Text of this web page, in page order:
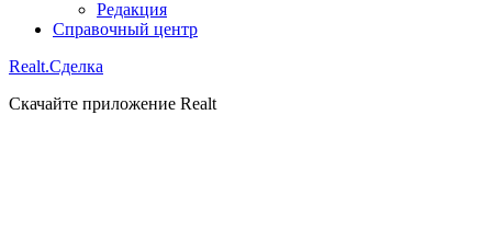
Редакция
Справочный центр
Realt.Сделка
Скачайте приложение Realt